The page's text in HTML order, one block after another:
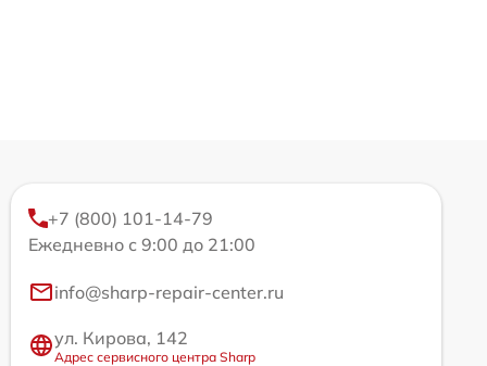
+7 (800) 101-14-79
Ежедневно с 9:00 до 21:00
info@sharp-repair-center.ru
ул. Кирова, 142
Адрес сервисного центра Sharp